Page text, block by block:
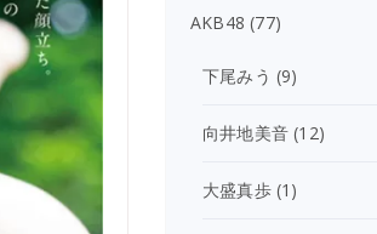
AKB48 (77)
下尾みう (9)
向井地美音 (12)
大盛真歩(1)